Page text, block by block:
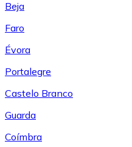
Beja
Faro
Évora
Portalegre
Castelo Branco
Guarda
Coímbra